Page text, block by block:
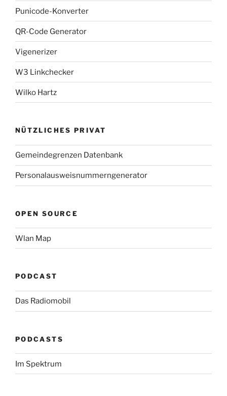
Punicode-Konverter
QR-Code Generator
Vigenerizer
W3 Linkchecker
Wilko Hartz
NÜTZLICHES PRIVAT
Gemeindegrenzen Datenbank
Personalausweisnummerngenerator
OPEN SOURCE
Wlan Map
PODCAST
Das Radiomobil
PODCASTS
Im Spektrum